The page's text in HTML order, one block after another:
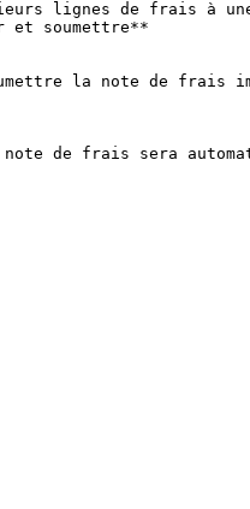
lignes de frais à une
et soumettre**
la note de frais
de frais sera